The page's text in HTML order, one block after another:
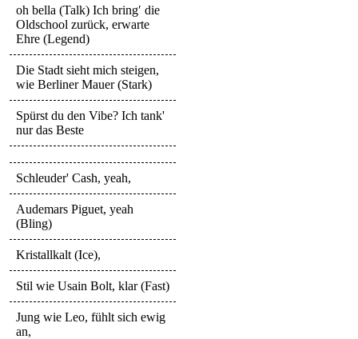
oh bella (Talk) Ich bring′ die
Oldschool zurück, erwarte
Ehre (Legend)
Die Stadt sieht mich steigen,
wie Berliner Mauer (Stark)
Spürst du den Vibe? Ich tank'
nur das Beste
Schleuder' Cash, yeah,
Audemars Piguet, yeah
(Bling)
Kristallkalt (Ice),
Stil wie Usain Bolt, klar (Fast)
Jung wie Leo, fühlt sich ewig
an,